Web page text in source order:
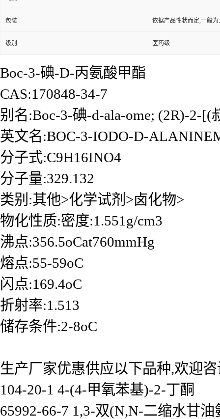
包装 依据产品性状而定,一般
级别 医药级
Boc-3-碘-D-丙氨酸甲酯
CAS:170848-34-7
别名:Boc-3-碘-d-ala-ome; (2R)-2-
英文名:BOC-3-IODO-D-
分子式:C9H16INO4
分子量:329.132
类别:其他>化学试剂>卤化物>
物化性质:密度:1.551g/cm3
沸点:356.5oCat760mmHg
熔点:55-59oC
闪点:169.4oC
折射率:1.513
储存条件:2-8oC
生产厂家优惠供应以下品种,欢迎
104-20-1 4-(4-甲氧苯基)-2-丁酮
65992-66-7 1,3-双(N,N-二缩水甘